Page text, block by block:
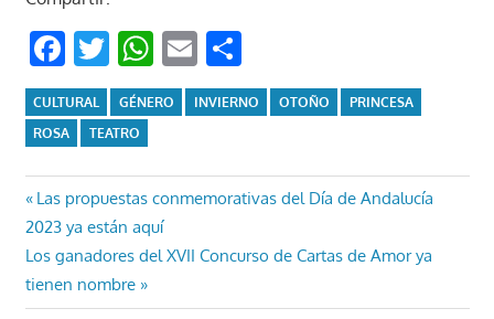
Facebook
Twitter
WhatsApp
EmailCompartir
CULTURAL GÉNERO INVIERNO OTOÑO
PRINCESA
ROSA
TEATRO
Navegación
de
entradas
Entrada
anterior:
Las propuestas conmemorativas del Día de Andalucía
2023 ya están aquí
Entrada
siguiente:
Los ganadores del XVII Concurso de Cartas de Amor ya
tienen nombre